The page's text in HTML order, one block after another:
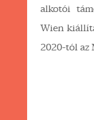
alkotói
Wien
2020-tól az